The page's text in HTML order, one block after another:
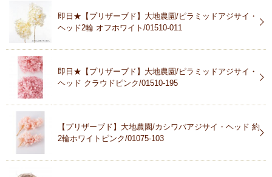
即日★【プリザーブド】大地農園/ピラミッドアジサイ・
ヘッド2輪 オフホワイト/01510-011
即日★【プリザーブド】大地農園/ピラミッドアジサイ・
ヘッド クラウドピンク/01510-195
【プリザーブド】大地農園/カシワバアジサイ・ヘッド 約
2輪ホワイトピンク/01075-103